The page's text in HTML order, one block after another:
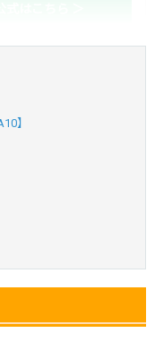
禁
コピー
式はこちら ＞
】